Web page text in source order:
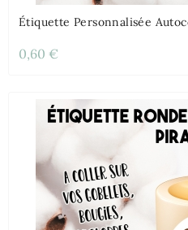
Étiquette Personnalisée
0,60 €